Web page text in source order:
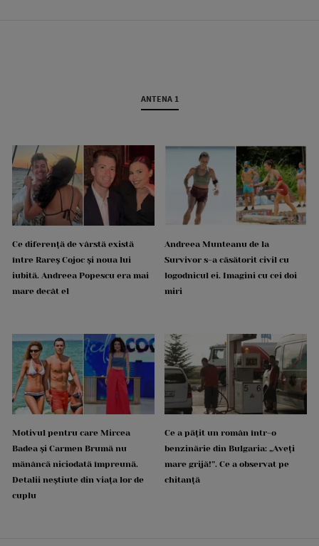
ANTENA 1
Ce diferență de vârstă există
între Rareș Cojoc și noua lui
iubită. Andreea Popescu era mai
mare decât el
Andreea Munteanu de la
Survivor s-a căsătorit civil cu
logodnicul ei. Imagini cu cei doi
miri
Motivul pentru care Mircea
Badea și Carmen Brumă nu
mănâncă niciodată împreună.
Detalii neștiute din viața lor de
cuplu
Ce a pățit un român într-o
benzinărie din Bulgaria: „Aveți
mare grijă!”. Ce a observat pe
chitanță